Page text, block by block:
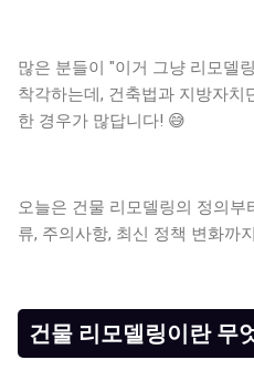
많은 분들이 "이거 그냥 리모델
착각하는데, 건축법과 지방자치
한 경우가 많답니다! 😅
오늘은 건물 리모델링의 정의부
류, 주의사항, 최신 정책 변화까
건물 리모델링이란 무